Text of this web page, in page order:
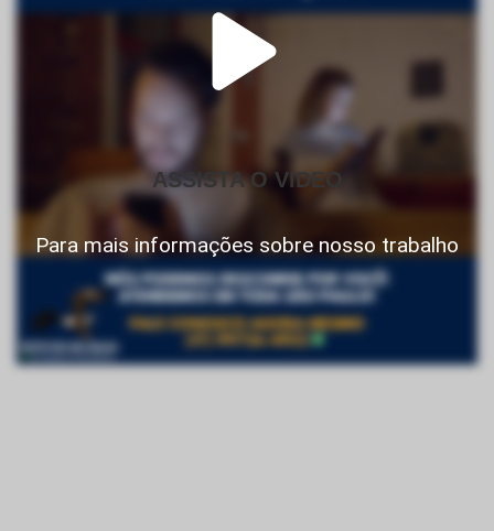
ASSISTA O VIDEO
Para mais informações sobre nosso trabalho